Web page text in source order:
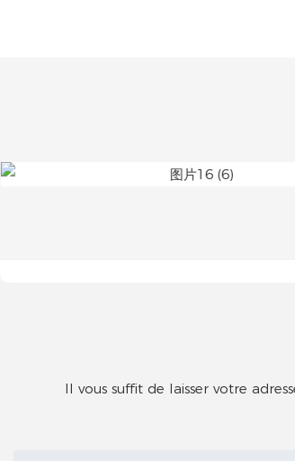
Il vous suffit de laisser votre